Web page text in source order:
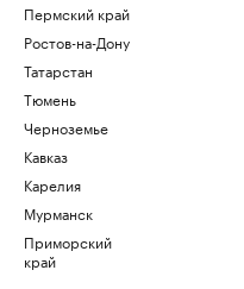
Пермский край
Ростов-на-Дону
Татарстан
Тюмень
Черноземье
Кавказ
Карелия
Мурманск
Приморский
край